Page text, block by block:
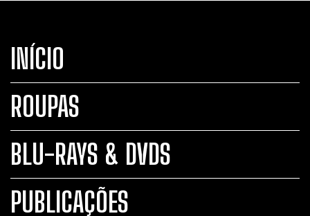
INÍCIO
ROUPAS
BLU-RAYS & DVDS
PUBLICAÇÕES